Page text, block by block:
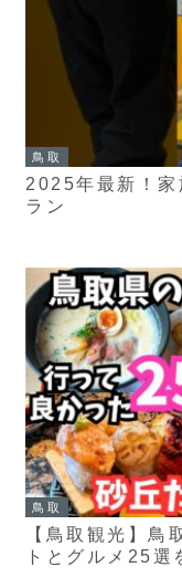
鳥取
2025年最新！
ラン
鳥取
【鳥取観光】鳥
トとグルメ25選